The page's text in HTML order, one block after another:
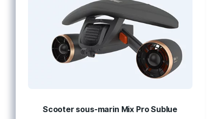
Scooter sous-marin Mix Pro Sublue